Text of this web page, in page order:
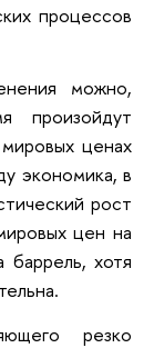
процессов
можно,
произойдут
ценах
экономика, в
рост
цен на
баррель, хотя
резко